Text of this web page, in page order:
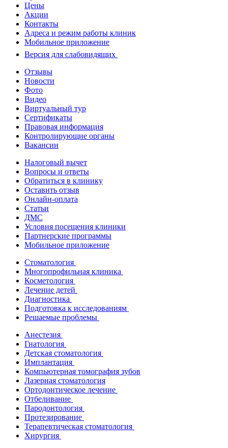
Цены
Акции
Контакты
Адреса и режим работы клиник
Мобильное приложение
Версия для слабовидящих
Отзывы
Новости
Фото
Видео
Виртуальный тур
Сертификаты
Правовая информация
Контролирующие органы
Вакансии
Налоговый вычет
Вопросы и ответы
Обратиться в клинику
Оставить отзыв
Онлайн-оплата
Статьи
ДМС
Условия посещения клиники
Партнерские программы
Мобильное приложение
Стоматология
Многопрофильная клиника
Косметология
Лечение детей
Диагностика
Подготовка к исследованиям
Решаемые проблемы
Анестезия
Гнатология
Детская стоматология
Имплантация
Компьютерная томография зубов
Лазерная стоматология
Ортодонтическое лечение
Отбеливание
Пародонтология
Протезирование
Терапевтическая стоматология
Хирургия